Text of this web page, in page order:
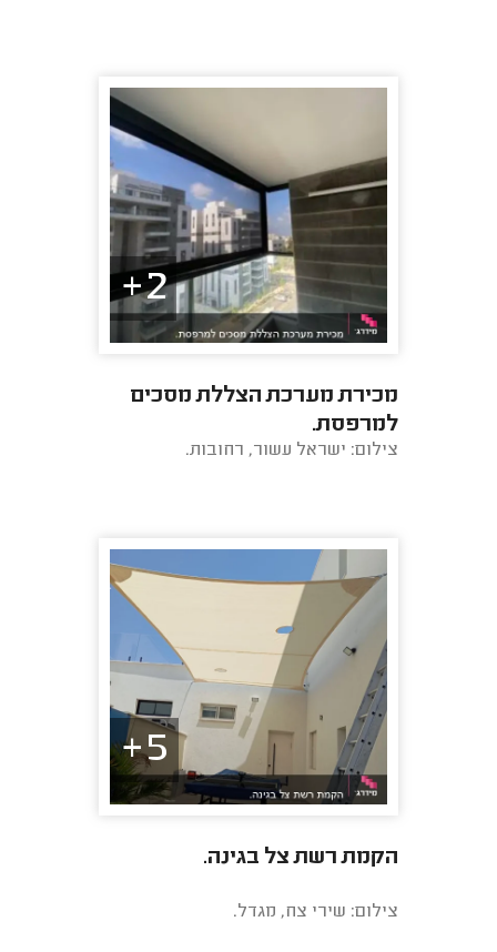
2+
מכירת מערכת הצללת מסכים
למרפסת.
צילום: ישראל עשור, רחובות.
5+
הקמת רשת צל בגינה.
צילום: שירי צח, מגדל.